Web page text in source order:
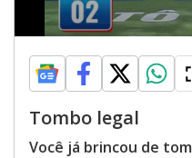
Tombo legal
Você já brincou de